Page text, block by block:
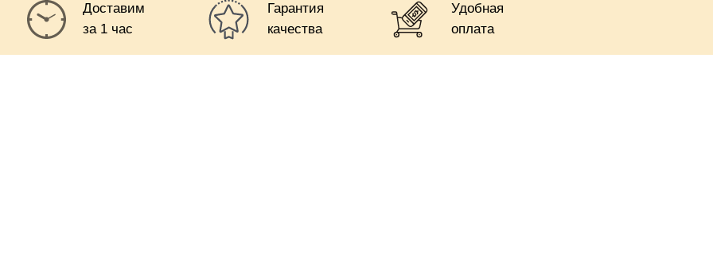
Доставим
за 1 час
Гарантия
качества
Удобная
оплата